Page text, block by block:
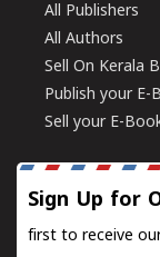
All Publishers
All Authors
Sell On Kerala
Publish your E-
Sell your E-
Sign Up for
first to receive